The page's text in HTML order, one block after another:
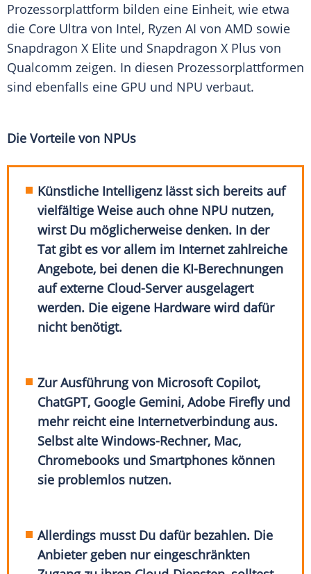
Prozessorplattform bilden eine Einheit, wie etwa
die Core Ultra von Intel, Ryzen AI von AMD sowie
Snapdragon X Elite und Snapdragon X Plus von
Qualcomm zeigen. In diesen Prozessorplattformen
sind ebenfalls eine GPU und NPU verbaut.
Die Vorteile von NPUs
Künstliche Intelligenz lässt sich bereits auf
vielfältige Weise auch ohne NPU nutzen,
wirst Du möglicherweise denken. In der
Tat gibt es vor allem im Internet zahlreiche
Angebote, bei denen die KI-Berechnungen
auf externe Cloud-Server ausgelagert
werden. Die eigene Hardware wird dafür
nicht benötigt.
Zur Ausführung von Microsoft Copilot,
ChatGPT, Google Gemini, Adobe Firefly und
mehr reicht eine Internetverbindung aus.
Selbst alte Windows-Rechner, Mac,
Chromebooks und Smartphones können
sie problemlos nutzen.
Allerdings musst Du dafür bezahlen. Die
Anbieter geben nur eingeschränkten